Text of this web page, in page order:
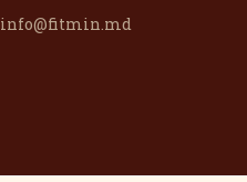
info@fitmin.md